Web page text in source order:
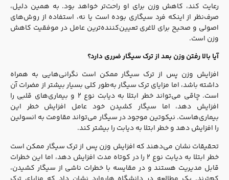
رعایت کند، کاهش وزن برای او راحت‌تر خواهد بود. به همین دلیل،
صرف‌نظر از اینکه فرد سیگاری بوده است یا نه، استفاده از روش‌های
اصولی و صحیح برای لاغری تعیین‌کننده‌ترین عامل در موفقیت کاهش
وزن است.
آیا بالا رفتن وزن بعد از ترک سیگار ضرری دارد؟
افزایش وزن پس از ترک سیگار ممکن است نگرانی‌هایی به همراه
داشته باشد، اما مزایای ترک سیگار به‌طور کلی بسیار بیشتر از مضرات آن
است. چاقی می‌تواند خطر ابتلا به دیابت نوع ۲ و بیماری‌های قلبی را
افزایش دهد، اما سیگار کشیدن خود عامل افزایش خطر این
بیماری‌هاست. نیکوتین موجود در سیگار می‌تواند مقاومت به انسولین
را افزایش دهد و خطر ابتلا به دیابت را بیشتر کند.
تحقیقات نشان می‌دهند که افزایش وزن پس از ترک سیگار ممکن است
خطر ابتلا به دیابت نوع ۲ را در کوتاه مدت افزایش دهد، اما این خطرات
قابل مدیریت هستند و در مقایسه با خطرات ناشی از سیگار کشیدن،